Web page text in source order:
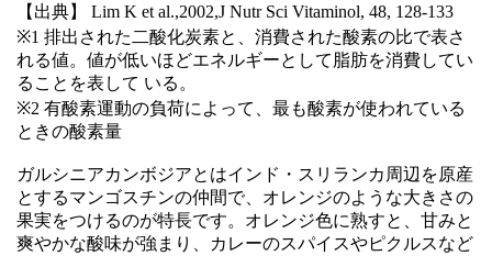
【出典】 Lim K et al.,2002,J Nutr Sci Vitaminol, 48, 128-133
※1 排出された二酸化炭素と、消費された酸素の比で表さ
れる値。値が低いほどエネルギーとして脂肪を消費してい
ることを表して いる。
※2 有酸素運動の負荷によって、最も酸素が使われている
ときの酸素量
ガルシニアカンボジアとはインド・スリランカ周辺を原産
とするマンゴスチンの仲間で、オレンジのような大きさの
果実をつけるのが特長です。オレンジ色に熟すと、甘みと
爽やかな酸味が強まり、カレーのスパイスやピクルスなど